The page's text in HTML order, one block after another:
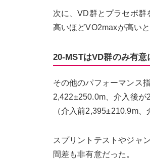
次に、VD群とプラセボ
高いほどVO2maxが高い
20-MSTはVD群のみ有意
その他のパフォーマンス
2,422±250.0m、介入後
（介入前2,395±210.9m
スプリントテストやジャ
間差も非有意だった。